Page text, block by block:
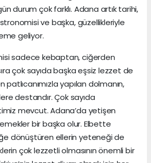
durum çok farklı. Adana artık tarihi,
ve başka, güzellikleriyle
geliyor.
sadece kebaptan, ciğerden
çok sayıda başka eşsiz lezzet de
yapılan dolmanın,
destandır. Çok sayıda
mevcut. Adana’da yetişen
bir başka olur. Elbette
dönüştüren ellerin yeteneği de
çok lezzetli olmasının önemli bir